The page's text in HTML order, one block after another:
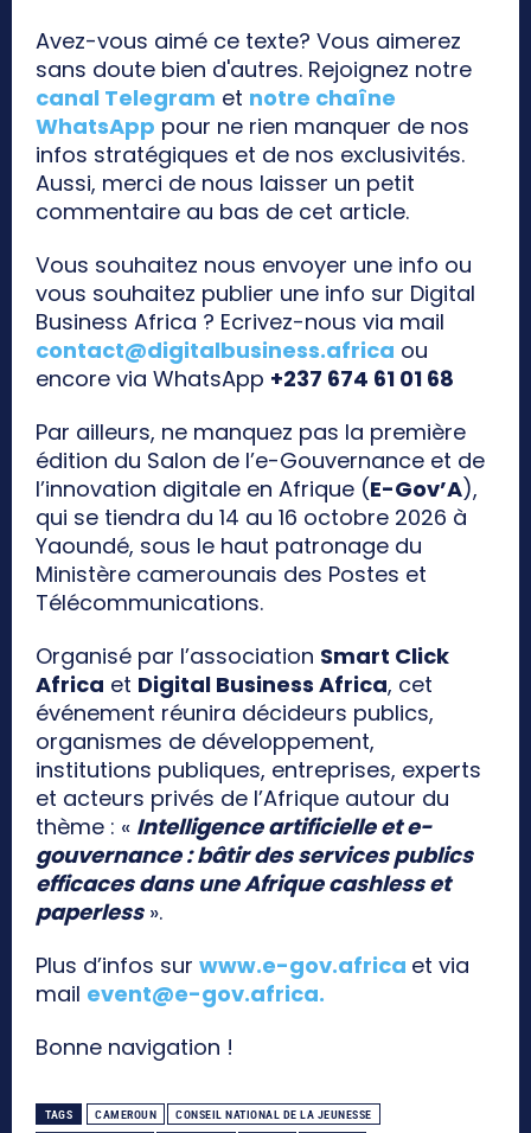
Avez-vous aimé ce texte? Vous aimerez
sans doute bien d'autres. Rejoignez notre
canal Telegram et notre chaîne
WhatsApp pour ne rien manquer de nos
infos stratégiques et de nos exclusivités.
Aussi, merci de nous laisser un petit
commentaire au bas de cet article.
Vous souhaitez nous envoyer une info ou
vous souhaitez publier une info sur Digital
Business Africa ? Ecrivez-nous via mail
contact@digitalbusiness.africa ou
encore via WhatsApp +237 674 61 01 68
Par ailleurs, ne manquez pas la première
édition du Salon de l’e-Gouvernance et de
l’innovation digitale en Afrique (E-Gov’A),
qui se tiendra du 14 au 16 octobre 2026 à
Yaoundé, sous le haut patronage du
Ministère camerounais des Postes et
Télécommunications.
Organisé par l’association Smart Click
Africa et Digital Business Africa, cet
événement réunira décideurs publics,
organismes de développement,
institutions publiques, entreprises, experts
et acteurs privés de l’Afrique autour du
thème : « Intelligence artificielle et e-
gouvernance : bâtir des services publics
efficaces dans une Afrique cashless et
paperless».
Plus d’infos sur www.e-gov.africa et via
mail event@e-gov.africa.
Bonne navigation !
TAGS CAMEROUN CONSEIL NATIONAL DE LA JEUNESSE